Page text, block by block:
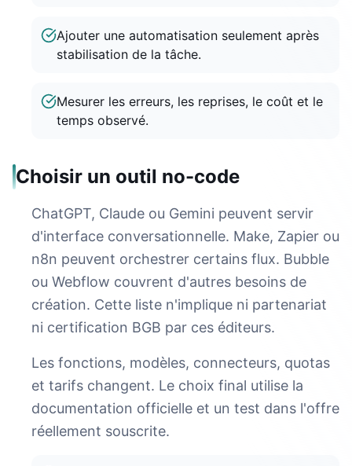
Ajouter une automatisation seulement après
stabilisation de la tâche.
Mesurer les erreurs, les reprises, le coût et le
temps observé.
Choisir un outil no-code
ChatGPT, Claude ou Gemini peuvent servir
d'interface conversationnelle. Make, Zapier ou
n8n peuvent orchestrer certains flux. Bubble
ou Webflow couvrent d'autres besoins de
création. Cette liste n'implique ni partenariat
ni certification BGB par ces éditeurs.
Les fonctions, modèles, connecteurs, quotas
et tarifs changent. Le choix final utilise la
documentation officielle et un test dans l'offre
réellement souscrite.